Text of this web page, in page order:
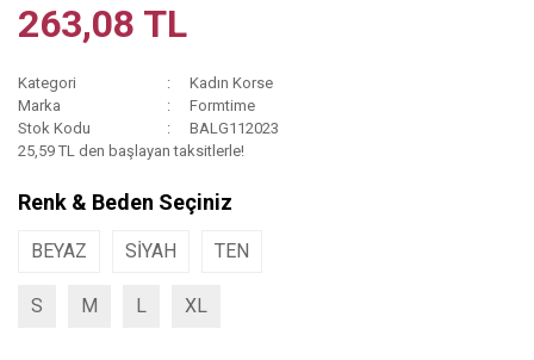
263,08 TL
Kategori
Kadın Korse
Marka
Formtime
Stok Kodu
BALG112023
25,59 TL den başlayan taksitlerle!
Renk & Beden Seçiniz
BEYAZ SİYAH TEN
S M L XL